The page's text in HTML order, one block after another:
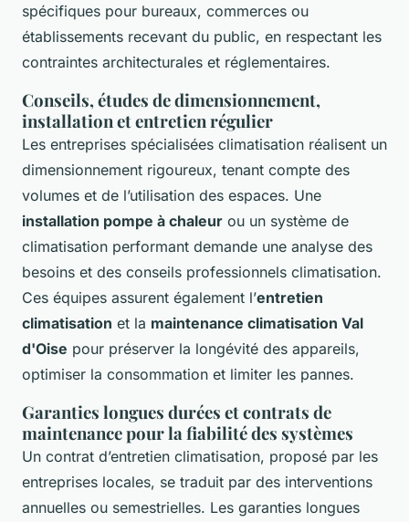
spécifiques pour bureaux, commerces ou
établissements recevant du public, en respectant les
contraintes architecturales et réglementaires.
Conseils, études de dimensionnement,
installation et entretien régulier
Les entreprises spécialisées climatisation réalisent un
dimensionnement rigoureux, tenant compte des
volumes et de l’utilisation des espaces. Une
installation pompe à chaleur ou un système de
climatisation performant demande une analyse des
besoins et des conseils professionnels climatisation.
Ces équipes assurent également l’entretien
climatisation et la maintenance climatisation Val
d'Oise pour préserver la longévité des appareils,
optimiser la consommation et limiter les pannes.
Garanties longues durées et contrats de
maintenance pour la fiabilité des systèmes
Un contrat d’entretien climatisation, proposé par les
entreprises locales, se traduit par des interventions
annuelles ou semestrielles. Les garanties longues